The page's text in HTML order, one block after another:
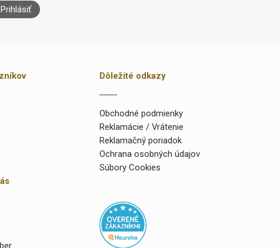
Prihlásiť
Dôležité odkazy
Obchodné podmienky
Reklamácie / Vrátenie
Reklamačný poriadok
Ochrana osobných údajov
Súbory Cookies